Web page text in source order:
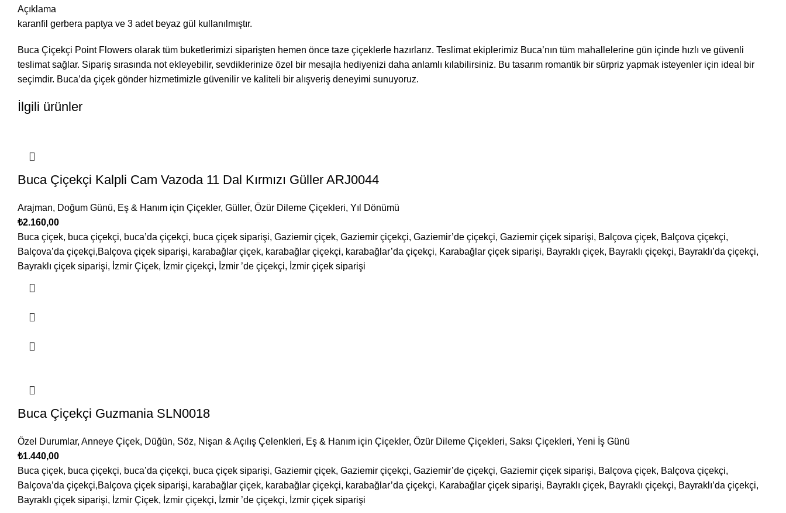
Açıklama
karanfil gerbera paptya ve 3 adet beyaz gül kullanılmıştır.
Buca Çiçekçi Point Flowers olarak tüm buketlerimizi siparişten hemen önce taze çiçeklerle hazırlarız. Teslimat ekiplerimiz Buca’nın tüm mahallelerine gün içinde hızlı ve güvenli
teslimat sağlar. Sipariş sırasında not ekleyebilir, sevdiklerinize özel bir mesajla hediyenizi daha anlamlı kılabilirsiniz. Bu tasarım romantik bir sürpriz yapmak isteyenler için ideal bir
seçimdir. Buca’da çiçek gönder hizmetimizle güvenilir ve kaliteli bir alışveriş deneyimi sunuyoruz.
İlgili ürünler
Buca Çiçekçi Kalpli Cam Vazoda 11 Dal Kırmızı Güller ARJ0044
Arajman, Doğum Günü, Eş & Hanım için Çiçekler, Güller, Özür Dileme Çiçekleri, Yıl Dönümü
₺2.160,00
Buca çiçek, buca çiçekçi, buca’da çiçekçi, buca çiçek siparişi, Gaziemir çiçek, Gaziemir çiçekçi, Gaziemir’de çiçekçi, Gaziemir çiçek siparişi, Balçova çiçek, Balçova çiçekçi,
Balçova’da çiçekçi,Balçova çiçek siparişi, karabağlar çiçek, karabağlar çiçekçi, karabağlar’da çiçekçi, Karabağlar çiçek siparişi, Bayraklı çiçek, Bayraklı çiçekçi, Bayraklı’da çiçekçi,
Bayraklı çiçek siparişi, İzmir Çiçek, İzmir çiçekçi, İzmir ’de çiçekçi, İzmir çiçek siparişi
Buca Çiçekçi Guzmania SLN0018
Özel Durumlar, Anneye Çiçek, Düğün, Söz, Nişan & Açılış Çelenkleri, Eş & Hanım için Çiçekler, Özür Dileme Çiçekleri, Saksı Çiçekleri, Yeni İş Günü
₺1.440,00
Buca çiçek, buca çiçekçi, buca’da çiçekçi, buca çiçek siparişi, Gaziemir çiçek, Gaziemir çiçekçi, Gaziemir’de çiçekçi, Gaziemir çiçek siparişi, Balçova çiçek, Balçova çiçekçi,
Balçova’da çiçekçi,Balçova çiçek siparişi, karabağlar çiçek, karabağlar çiçekçi, karabağlar’da çiçekçi, Karabağlar çiçek siparişi, Bayraklı çiçek, Bayraklı çiçekçi, Bayraklı’da çiçekçi,
Bayraklı çiçek siparişi, İzmir Çiçek, İzmir çiçekçi, İzmir ’de çiçekçi, İzmir çiçek siparişi